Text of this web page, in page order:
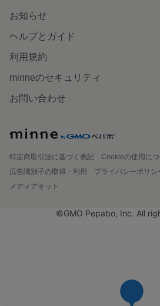
お知らせ
ヘルプとガイド
利用規約
minneのセキュリティ
お問い合わせ
特定商取引法に基づく表記
Cookieの使用につ
広告識別子の取得・利用
プライバシーポリシ
メディアキット
©GMO Pepabo, Inc. All